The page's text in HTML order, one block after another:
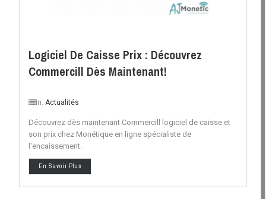
Logiciel De Caisse Prix : Découvrez
Commercill Dès Maintenant!
In:Actualités
Découvrez dès maintenant Commercill logiciel de caisse et
son prix chez Monétique en ligne spécialiste de
l'encaissement.
En Savoir Plus